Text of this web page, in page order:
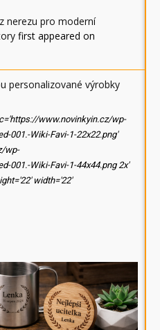
nerezu pro moderní
first appeared on
personalizované výrobky
www.novinkyin.cz/wp-
001.-Wiki-Favi-1-22x22.png'
wp-
001.-Wiki-Favi-1-44x44.png 2x'
width='22'